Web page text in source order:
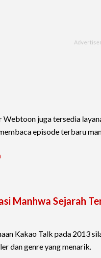
juga tersedia
episode terbaru
Manhwa Sejarah
Kakao Talk pada 2013
dan genre yang menarik.